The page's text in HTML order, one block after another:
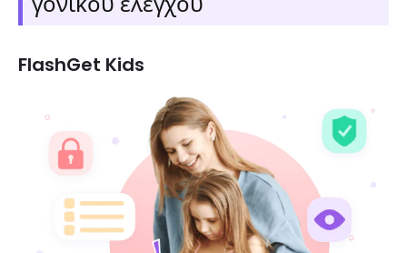
FlashGet Kids